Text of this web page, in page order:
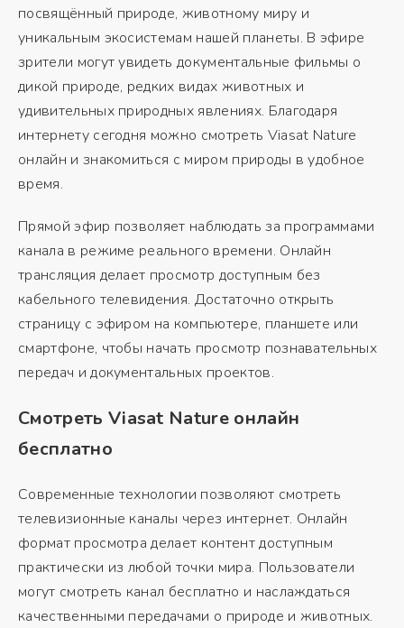
посвящённый природе, животному миру и
уникальным экосистемам нашей планеты. В эфире
зрители могут увидеть документальные фильмы о
дикой природе, редких видах животных и
удивительных природных явлениях. Благодаря
интернету сегодня можно смотреть Viasat Nature
онлайн и знакомиться с миром природы в удобное
время.
Прямой эфир позволяет наблюдать за программами
канала в режиме реального времени. Онлайн
трансляция делает просмотр доступным без
кабельного телевидения. Достаточно открыть
страницу с эфиром на компьютере, планшете или
смартфоне, чтобы начать просмотр познавательных
передач и документальных проектов.
Смотреть Viasat Nature онлайн
бесплатно
Современные технологии позволяют смотреть
телевизионные каналы через интернет. Онлайн
формат просмотра делает контент доступным
практически из любой точки мира. Пользователи
могут смотреть канал бесплатно и наслаждаться
качественными передачами о природе и животных.